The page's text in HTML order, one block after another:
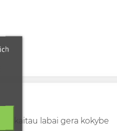
skaitau labai gera kokybe